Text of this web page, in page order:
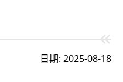
日期: 2025-08-18